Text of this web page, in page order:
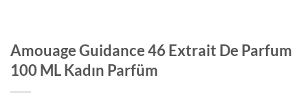
Amouage Guidance 46 Extrait De Parfum
100 ML Kadın Parfüm